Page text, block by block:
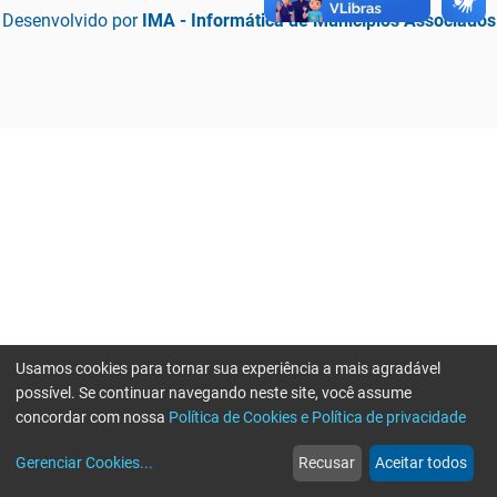
Desenvolvido por IMA - Informática de Municípios Associados
web
Notícias
more_horiz
Mais
Usamos cookies para tornar sua experiência a mais agradável
possível. Se continuar navegando neste site, você assume
concordar com nossa Política de Cookies e Política de privacidade
Gerenciar Cookies... Recusar Aceitar todos
Erro ao enviar informações, por favor tente novamente